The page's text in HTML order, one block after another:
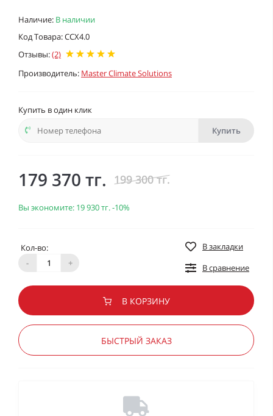
Наличие: В наличии
Код Товара: CCX4.0
Отзывы:(2)
Производитель: Master Climate Solutions
Купить в один клик
Купить
179 370 тг. 199 300 тг.
Вы экономите: 19 930 тг.-10%
Кол-во:
-
+
В закладки
В сравнение
В КОРЗИНУ
БЫСТРЫЙ ЗАКАЗ